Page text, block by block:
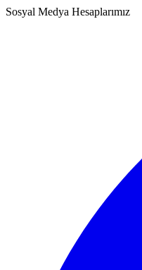
Sosyal Medya Hesaplarımız